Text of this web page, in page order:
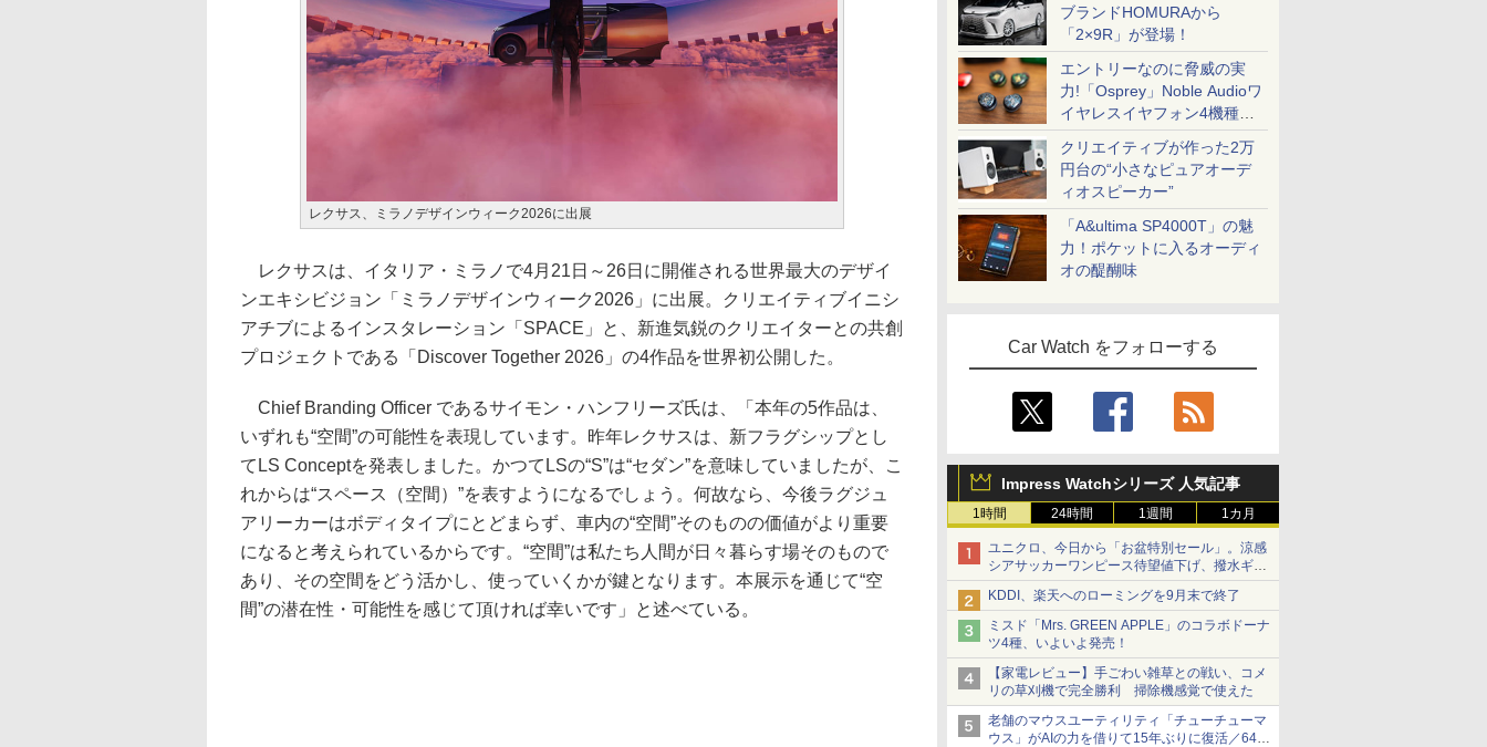
ブランドHOMURAから
「2×9R」が登場！
エントリーなのに脅威の実
力!「Osprey」Noble Audioワ
イヤレスイヤフォン4機種を
一気に聴く
クリエイティブが作った2万
円台の“小さなピュアオーデ
ィオスピーカー”
「A&ultima SP4000T」の魅
力！ポケットに入るオーディ
オの醍醐味
Car Watch をフォローする
Impress Watchシリーズ 人気記事
1時間 24時間 1週間 1カ月
ユニクロ、今日から「お盆特別セール」。涼感
シアサッカーワンピース待望値下げ、撥水ギア
ショーツは1990円に
KDDI、楽天へのローミングを9月末で終了
ミスド「Mrs. GREEN APPLE」のコラボドーナ
ツ4種、いよいよ発売！
【家電レビュー】手ごわい雑草との戦い、コメ
リの草刈機で完全勝利 掃除機感覚で使えた
老舗のマウスユーティリティ「チューチューマ
ウス」がAIの力を借りて15年ぶりに復活／64bit
レクサス、ミラノデザインウィーク2026に出展
レクサスは、イタリア・ミラノで4月21日～26日に開催される世界最大のデザイ
ンエキシビジョン「ミラノデザインウィーク2026」に出展。クリエイティブイニシ
アチブによるインスタレーション「SPACE」と、新進気鋭のクリエイターとの共創
プロジェクトである「Discover Together 2026」の4作品を世界初公開した。
Chief Branding Officer であるサイモン・ハンフリーズ氏は、「本年の5作品は、
いずれも“空間”の可能性を表現しています。昨年レクサスは、新フラグシップとし
てLS Conceptを発表しました。かつてLSの“S”は“セダン”を意味していましたが、こ
れからは“スペース（空間）”を表すようになるでしょう。何故なら、今後ラグジュ
アリーカーはボディタイプにとどまらず、車内の“空間”そのものの価値がより重要
になると考えられているからです。“空間”は私たち人間が日々暮らす場そのもので
あり、その空間をどう活かし、使っていくかが鍵となります。本展示を通じて“空
間”の潜在性・可能性を感じて頂ければ幸いです」と述べている。